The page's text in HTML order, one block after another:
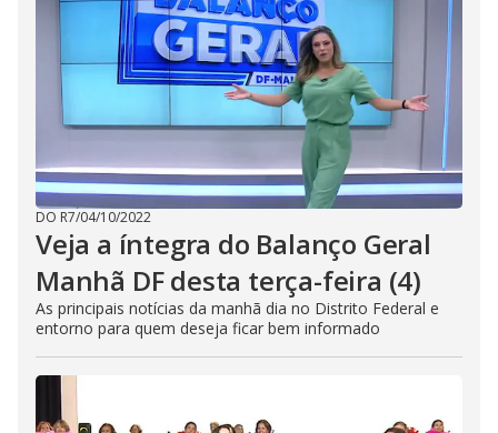
DO R7/04/10/2022
Veja a íntegra do Balanço Geral
Manhã DF desta terça-feira (4)
As principais notícias da manhã dia no Distrito Federal e
entorno para quem deseja ficar bem informado